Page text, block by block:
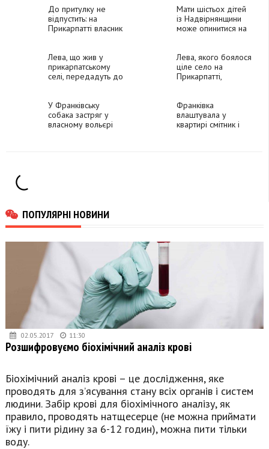
До притулку не
відпустить: на
Прикарпатті власник
Мати шістьох дітей
із Надвірнянщини
може опинитися на
Лева, що жив у
прикарпатському
селі, передадуть до
Лева, якого боялося
ціле село на
Прикарпатті,
У Франківську
собака застряг у
власному вольєрі
Франківка
влаштувала у
квартирі смітник і
ПОПУЛЯРНІ НОВИНИ
02.05.2017 11:30
Розшифровуємо біохімічний аналіз крові
Біохімічний аналіз крові – це дослідження, яке
проводять для з’ясування стану всіх органів і систем
людини. Забір крові для біохімічного аналізу, як
правило, проводять натщесерце (не можна приймати
їжу і пити рідину за 6-12 годин), можна пити тільки
воду.